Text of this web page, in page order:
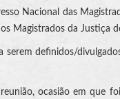
Nacional das
Magistrados da Justiça
serem definidos/
ocasião em que